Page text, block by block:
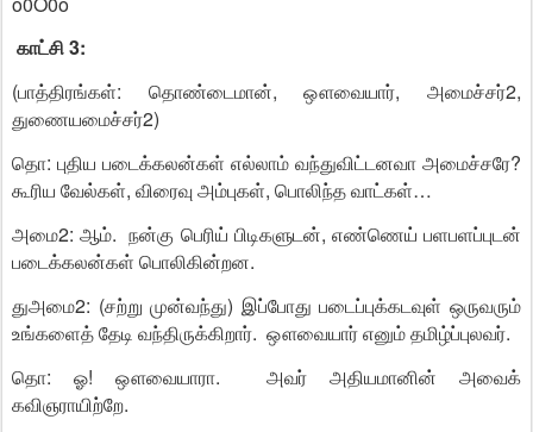
காட்சி 3:
(பாத்திரங்கள்: தொண்டைமான், ஔவையார், அமைச்சர்2,
துணையமைச்சர்2)
தொ: புதிய படைக்கலன்கள் எல்லாம் வந்துவிட்டனவா அமைச்சரே?
கூரிய வேல்கள், விரைவு அம்புகள், பொலிந்த வாட்கள்…
அமை2: ஆம். நன்கு பெரிய் பிடிகளுடன், எண்ணெய் பளபளப்புடன்
படைக்கலன்கள் பொலிகின்றன.
துஅமை2: (சற்று முன்வந்து) இப்போது படைப்புக்கடவுள் ஒருவரும்
உங்களைத் தேடி வந்திருக்கிறார். ஔவையார் எனும் தமிழ்ப்புலவர்.
தொ: ஓ! ஔவையாரா. அவர் அதியமானின் அவைக்
கவிஞராயிற்றே.